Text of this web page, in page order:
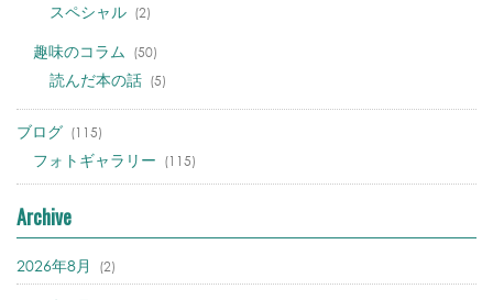
スペシャル (2)
趣味のコラム (50)
読んだ本の話 (5)
ブログ (115)
フォトギャラリー (115)
Archive
2026年8月 (2)